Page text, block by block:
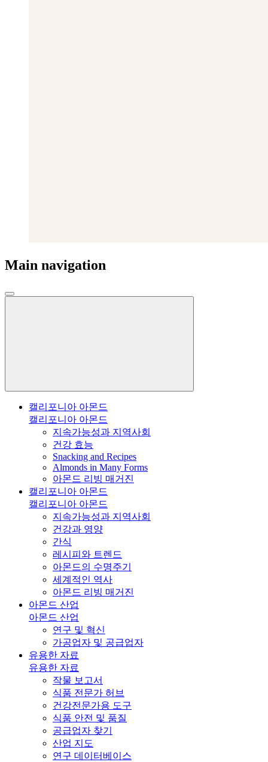
Main navigation
캘리포니아 아몬드
캘리포니아 아몬드
지속가능성과 지역사회
건강 효능
Snacking and Recipes
Almonds in Many Forms
아몬드 리빙 매거진
캘리포니아 아몬드
캘리포니아 아몬드
지속가능성과 지역사회
건강과 영양
간식
레시피와 트렌드
아몬드의 수명주기
세계적인 역사
아몬드 리빙 매거진
아몬드 산업
아몬드 산업
연구 및 혁신
가공업자 및 공급업자
유용한 자료
유용한 자료
작물 보고서
식품 전문가 허브
건강전문가용 도구
식품 안전 및 품질
공급업자 찾기
산업 지도
연구 데이터베이스